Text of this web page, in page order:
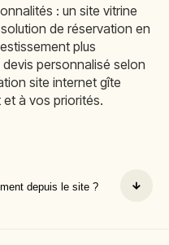
: un site vitrine
de réservation en
plus
personnalisé selon
site internet gîte
et à vos priorités.
depuis le site ?